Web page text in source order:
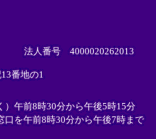
法人番号 4000020262013
番地の1
）午前8時30分から午後5時15分
口を午前8時30分から午後7時まで